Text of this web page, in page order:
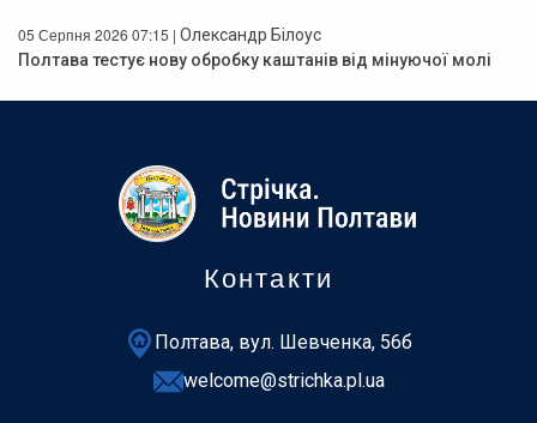
05 Серпня 2026 07:15 | Олександр Білоус
Полтава тестує нову обробку каштанів від мінуючої молі
Контакти
Полтава, вул. Шевченка, 56б
welcome@strichka.pl.ua